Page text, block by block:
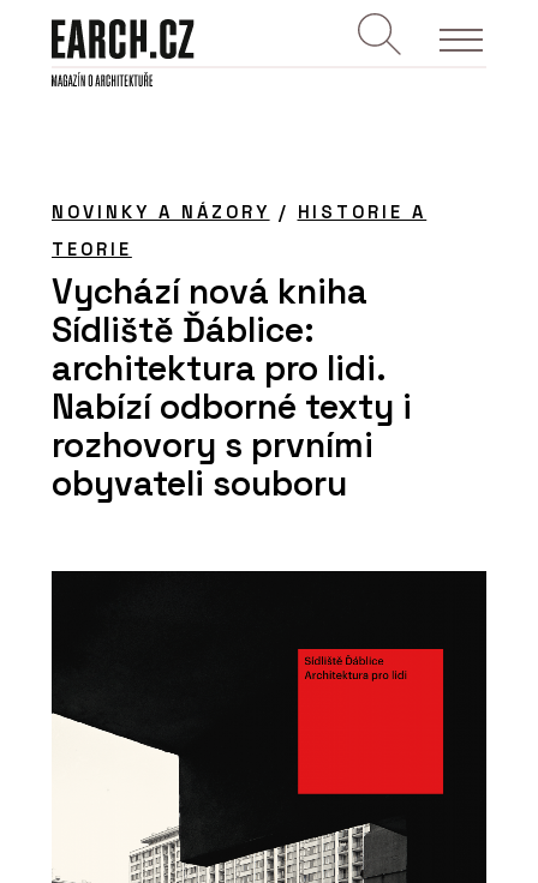
NOVINKY A NÁZORY / HISTORIE A
TEORIE
Vychází nová kniha
Sídliště Ďáblice:
architektura pro lidi.
Nabízí odborné texty i
rozhovory s prvními
obyvateli souboru